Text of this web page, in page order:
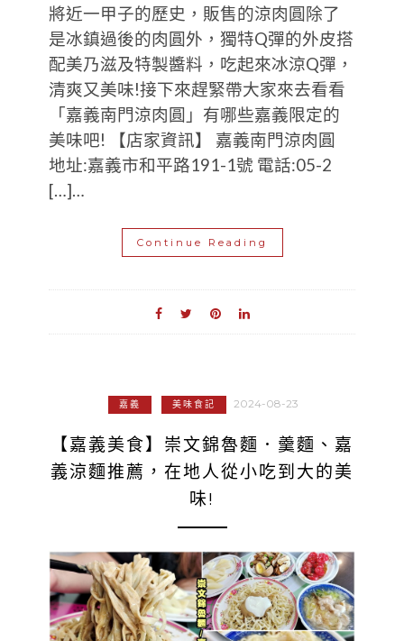
將近一甲子的歷史，販售的涼肉圓除了
是冰鎮過後的肉圓外，獨特Q彈的外皮搭
配美乃滋及特製醬料，吃起來冰涼Q彈，
清爽又美味!接下來趕緊帶大家來去看看
「嘉義南門涼肉圓」有哪些嘉義限定的
美味吧! 【店家資訊】 嘉義南門涼肉圓
地址:嘉義市和平路191-1號 電話:05-2
[…]…
Continue Reading
嘉義 美味食記 2024-08-23
【嘉義美食】崇文錦魯麵．羹麵、嘉
義涼麵推薦，在地人從小吃到大的美
味!